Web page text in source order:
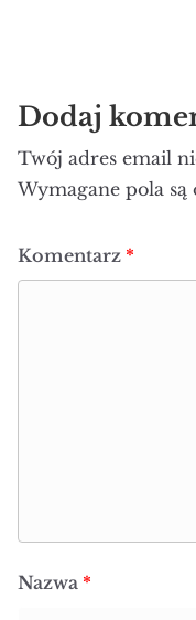
Dodaj
Twój adres email
Wymagane pola są
Komentarz *
Nazwa *